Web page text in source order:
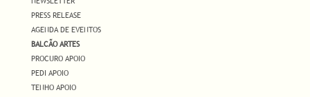
PRESS RELEASE
AGENDA DE EVENTOS
BALCÃO ARTES
PROCURO APOIO
PEDI APOIO
TENHO APOIO